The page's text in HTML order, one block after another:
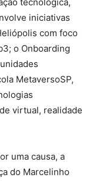
iniciativas
com foco
o Onboarding
MetaversoSP,
virtual, realidade
uma causa, a
do Marcelinho